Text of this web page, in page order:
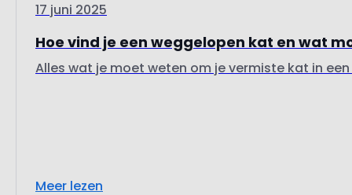
17 juni 2025
Hoe vind je een weggelopen kat en wat
Alles wat je moet weten om je vermiste kat in
Meer lezen